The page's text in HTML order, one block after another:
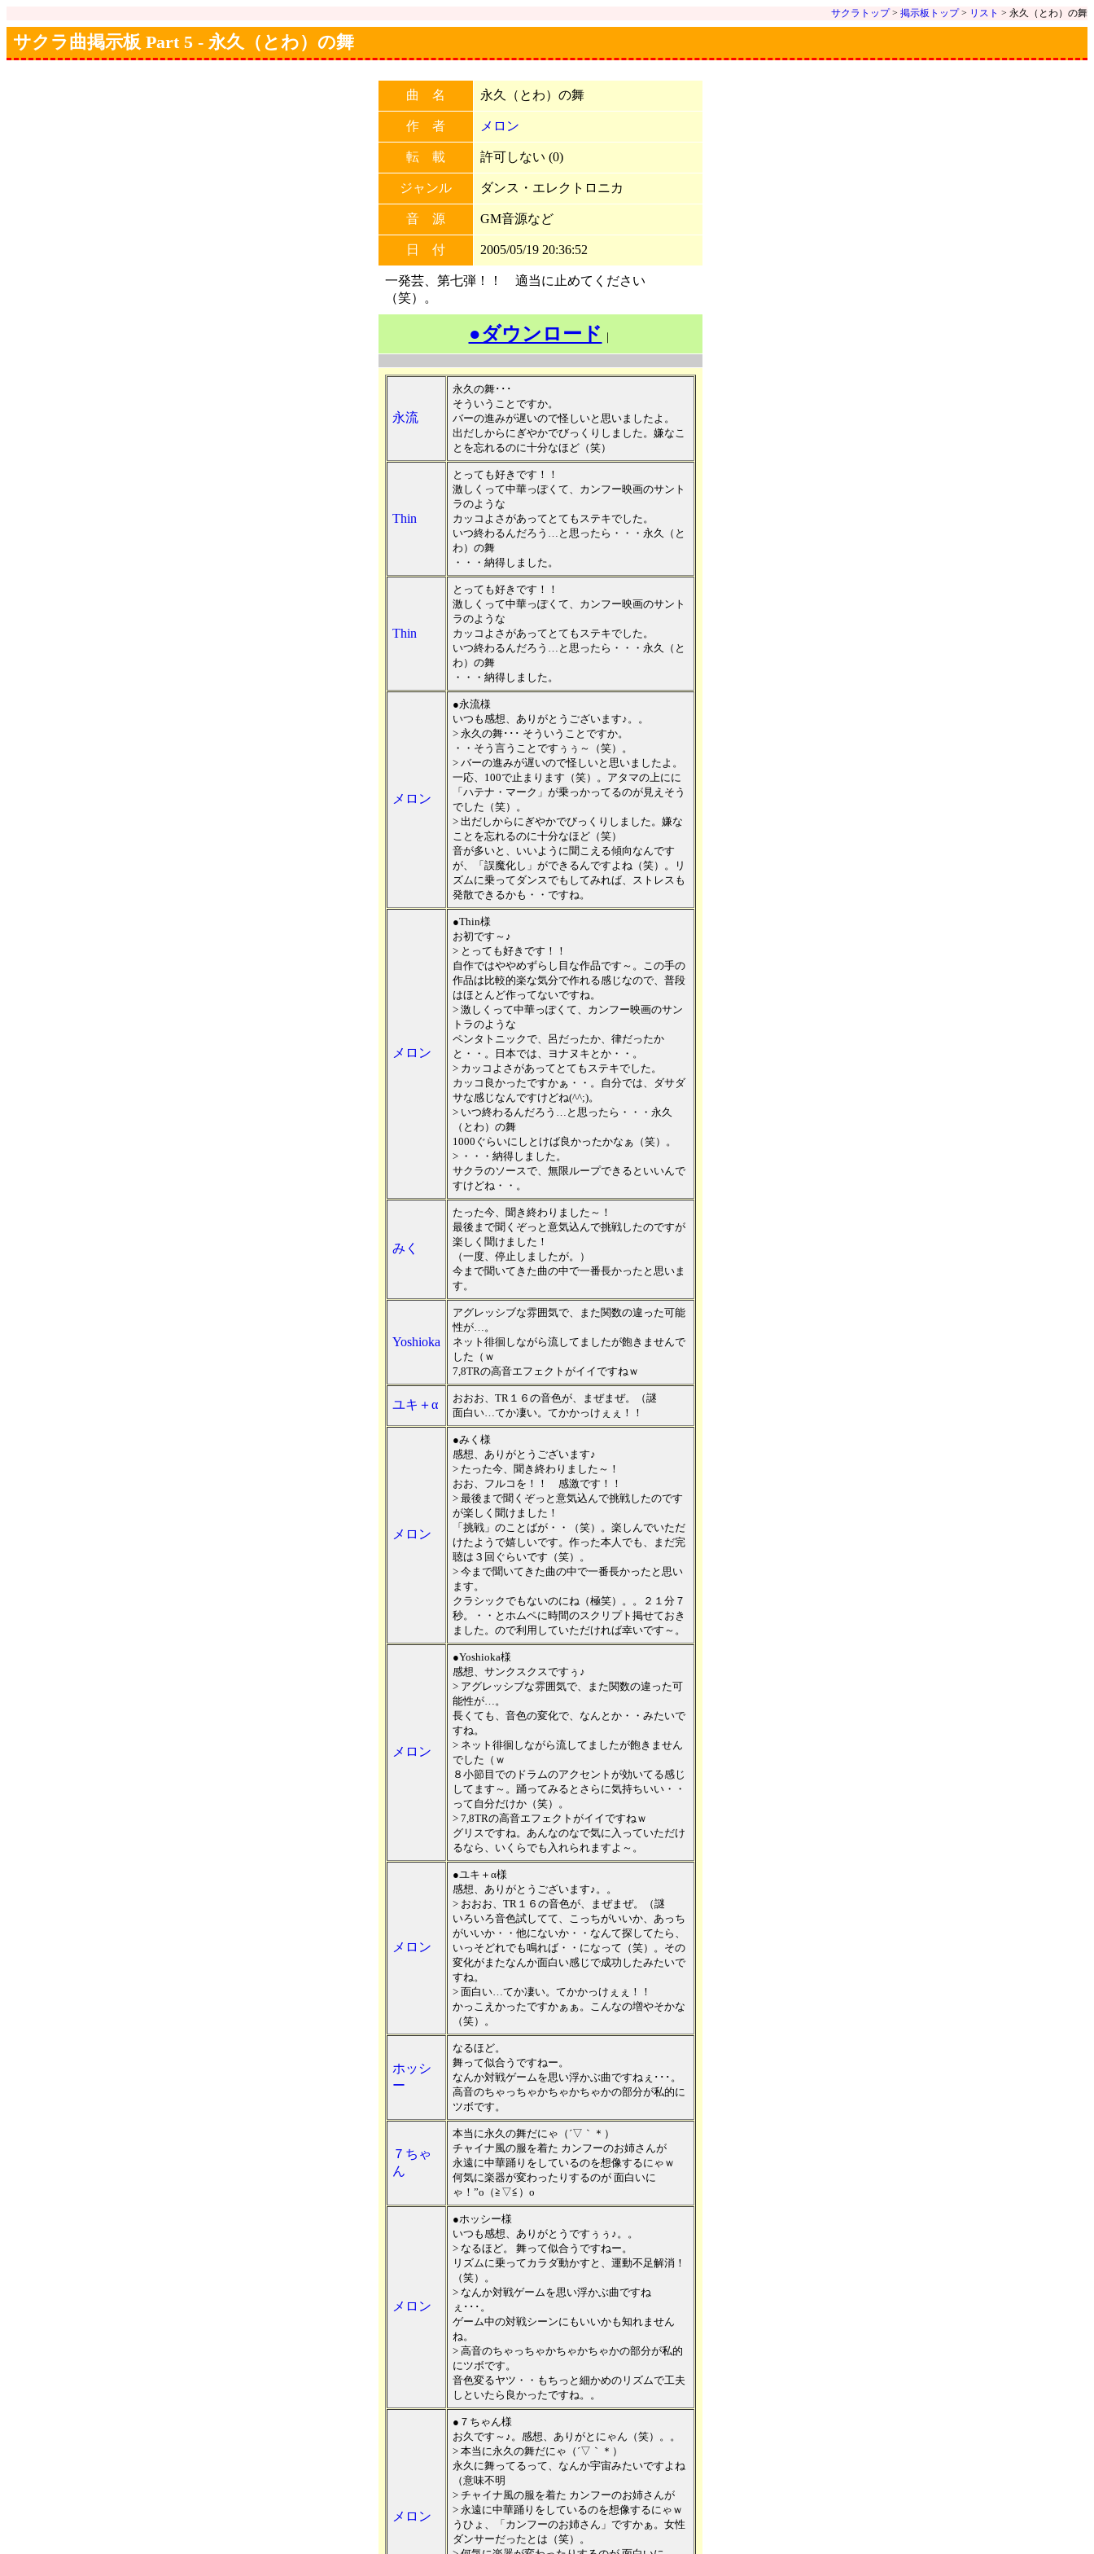
サクラトップ> 掲示板トップ> リスト > 永久（とわ）の舞
サクラ曲掲示板 Part 5 - 永久（とわ）の舞
曲 名 永久（とわ）の舞
作 者 メロン
転 載 許可しない (0)
ジャンル ダンス・エレクトロニカ
音 源 GM音源など
日 付 2005/05/19 20:36:52
一発芸、第七弾！！ 適当に止めてください
（笑）。
●ダウンロード ｜
永流
永久の舞･･･
そういうことですか。
バーの進みが遅いので怪しいと思いましたよ。
出だしからにぎやかでびっくりしました。嫌なこ
とを忘れるのに十分なほど（笑）
Thin
とっても好きです！！
激しくって中華っぽくて、カンフー映画のサント
ラのような
カッコよさがあってとてもステキでした。
いつ終わるんだろう…と思ったら・・・永久（と
わ）の舞
・・・納得しました。
Thin
とっても好きです！！
激しくって中華っぽくて、カンフー映画のサント
ラのような
カッコよさがあってとてもステキでした。
いつ終わるんだろう…と思ったら・・・永久（と
わ）の舞
・・・納得しました。
メロン
●永流様
いつも感想、ありがとうございます♪。。
> 永久の舞･･･ そういうことですか。
・・そう言うことですぅぅ～（笑）。
> バーの進みが遅いので怪しいと思いましたよ。
一応、100で止まります（笑）。アタマの上にに
「ハテナ・マーク」が乗っかってるのが見えそう
でした（笑）。
> 出だしからにぎやかでびっくりしました。嫌な
ことを忘れるのに十分なほど（笑）
音が多いと、いいように聞こえる傾向なんです
が、「誤魔化し」ができるんですよね（笑）。リ
ズムに乗ってダンスでもしてみれば、ストレスも
発散できるかも・・ですね。
メロン
●Thin様
お初です～♪
> とっても好きです！！
自作ではややめずらし目な作品です～。この手の
作品は比較的楽な気分で作れる感じなので、普段
はほとんど作ってないですね。
> 激しくって中華っぽくて、カンフー映画のサン
トラのような
ペンタトニックで、呂だったか、律だったか
と・・。日本では、ヨナヌキとか・・。
> カッコよさがあってとてもステキでした。
カッコ良かったですかぁ・・。自分では、ダサダ
サな感じなんですけどね(^^;)。
> いつ終わるんだろう…と思ったら・・・永久
（とわ）の舞
1000ぐらいにしとけば良かったかなぁ（笑）。
> ・・・納得しました。
サクラのソースで、無限ループできるといいんで
すけどね・・。
みく
たった今、聞き終わりました～！
最後まで聞くぞっと意気込んで挑戦したのですが
楽しく聞けました！
（一度、停止しましたが。）
今まで聞いてきた曲の中で一番長かったと思いま
す。
Yoshioka
アグレッシブな雰囲気で、また関数の違った可能
性が…。
ネット徘徊しながら流してましたが飽きませんで
した（ｗ
7,8TRの高音エフェクトがイイですねｗ
ユキ＋α
おおお、TR１６の音色が、まぜまぜ。（謎
面白い…てか凄い。てかかっけぇぇ！！
メロン
●みく様
感想、ありがとうございます♪
> たった今、聞き終わりました～！
おお、フルコを！！ 感激です！！
> 最後まで聞くぞっと意気込んで挑戦したのです
が楽しく聞けました！
「挑戦」のことばが・・（笑）。楽しんでいただ
けたようで嬉しいです。作った本人でも、まだ完
聴は３回ぐらいです（笑）。
> 今まで聞いてきた曲の中で一番長かったと思い
ます。
クラシックでもないのにね（極笑）。。２１分７
秒。・・とホムペに時間のスクリプト掲せておき
ました。ので利用していただければ幸いです～。
メロン
●Yoshioka様
感想、サンクスクスですぅ♪
> アグレッシブな雰囲気で、また関数の違った可
能性が…。
長くても、音色の変化で、なんとか・・みたいで
すね。
> ネット徘徊しながら流してましたが飽きません
でした（ｗ
８小節目でのドラムのアクセントが効いてる感じ
してます～。踊ってみるとさらに気持ちいい・・
って自分だけか（笑）。
> 7,8TRの高音エフェクトがイイですねｗ
グリスですね。あんなのなで気に入っていただけ
るなら、いくらでも入れられますよ～。
メロン
●ユキ＋α様
感想、ありがとうございます♪。。
> おおお、TR１６の音色が、まぜまぜ。（謎
いろいろ音色試してて、こっちがいいか、あっち
がいいか・・他にないか・・なんて探してたら、
いっそどれでも鳴れば・・になって（笑）。その
変化がまたなんか面白い感じで成功したみたいで
すね。
> 面白い…てか凄い。てかかっけぇぇ！！
かっこえかったですかぁぁ。こんなの増やそかな
（笑）。
ホッシ
ー
なるほど。
舞って似合うですねー。
なんか対戦ゲームを思い浮かぶ曲ですねぇ･･･。
高音のちゃっちゃかちゃかちゃかの部分が私的に
ツボです。
７ちゃ
ん
本当に永久の舞だにゃ（´▽｀＊）
チャイナ風の服を着た カンフーのお姉さんが
永遠に中華踊りをしているのを想像するにゃｗ
何気に楽器が変わったりするのが 面白いに
ゃ！”o（≧▽≦）o
メロン
●ホッシー様
いつも感想、ありがとうですぅぅ♪。。
> なるほど。 舞って似合うですねー。
リズムに乗ってカラダ動かすと、運動不足解消！
（笑）。
> なんか対戦ゲームを思い浮かぶ曲ですね
ぇ･･･。
ゲーム中の対戦シーンにもいいかも知れません
ね。
> 高音のちゃっちゃかちゃかちゃかの部分が私的
にツボです。
音色変るヤツ・・もちっと細かめのリズムで工夫
しといたら良かったですね。。
メロン
●７ちゃん様
お久です～♪。感想、ありがとにゃん（笑）。。
> 本当に永久の舞だにゃ（´▽｀＊）
永久に舞ってるって、なんか宇宙みたいですよね
（意味不明
> チャイナ風の服を着た カンフーのお姉さんが
> 永遠に中華踊りをしているのを想像するにゃｗ
うひょ、「カンフーのお姉さん」ですかぁ。女性
ダンサーだったとは（笑）。